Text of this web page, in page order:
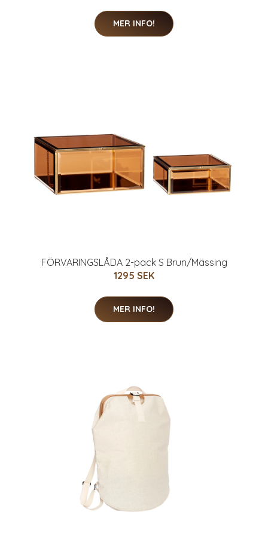
MER INFO!
FÖRVARINGSLÅDA 2-pack S Brun/Mässing
1295 SEK
MER INFO!